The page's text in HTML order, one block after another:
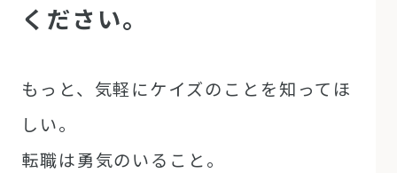
ください。
もっと、気軽にケイズのことを知ってほ
しい。
転職は勇気のいること。